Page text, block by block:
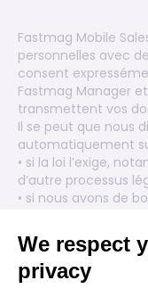
Fastmag Mobile
personnelles avec
consent
Fastmag Manager
transmettent vos
Il se peut que nous
automatiquement
• si la loi l’exige,
d’autre processus
• si nous avons de
sécurité ou celle des
fraudes ou
Les employés de
avoir accès à vos